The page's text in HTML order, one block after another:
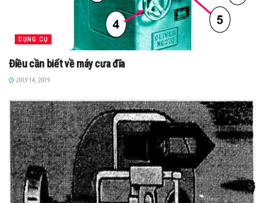
DỤNG CỤ
Điều cần biết về máy cưa đĩa
JULY 14, 2019